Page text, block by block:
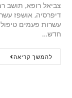
דיפרסיה, אושפז
עשרות פעמים
חדש…
להמשך קריאה